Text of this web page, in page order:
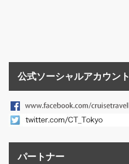
公式ソーシャルアカウント
パートナー